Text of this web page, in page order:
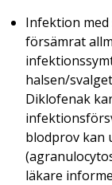
Infektion
försämrat
halsen/
Diklofenak
blodprov kan
läkare